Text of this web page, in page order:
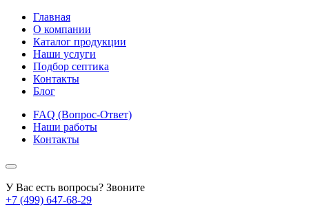
Главная
О компании
Каталог продукции
Наши услуги
Подбор септика
Контакты
Блог
FAQ (Вопрос-Ответ)
Наши работы
Контакты
У Вас есть вопросы? Звоните
+7 (499) 647-68-29